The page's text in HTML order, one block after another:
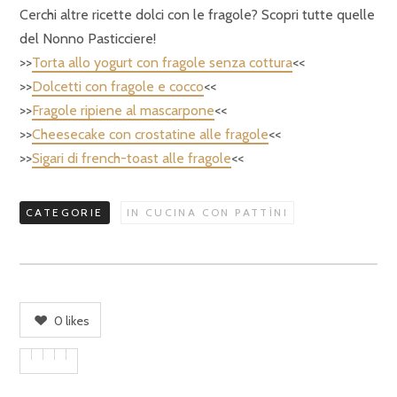
Cerchi altre ricette dolci con le fragole? Scopri tutte quelle
del Nonno Pasticciere!
>>Torta allo yogurt con fragole senza cottura<<
>>Dolcetti con fragole e cocco<<
>>Fragole ripiene al mascarpone<<
>>Cheesecake con crostatine alle fragole<<
>>Sigari di french-toast alle fragole<<
CATEGORIE IN CUCINA CON PATTÌNI
0 likes